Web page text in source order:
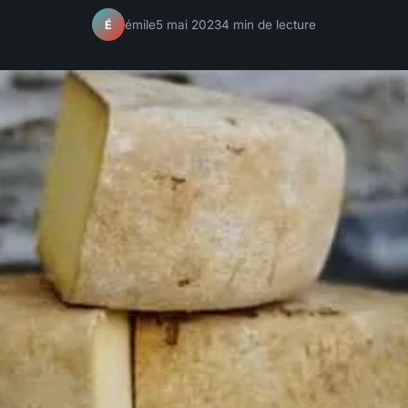
É émile5 mai 20234 min de lecture